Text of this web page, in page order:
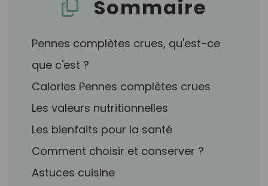
Sommaire
Pennes complètes crues, qu'est-ce
que c'est ?
Calories Pennes complètes crues
Les valeurs nutritionnelles
Les bienfaits pour la santé
Comment choisir et conserver ?
Astuces cuisine